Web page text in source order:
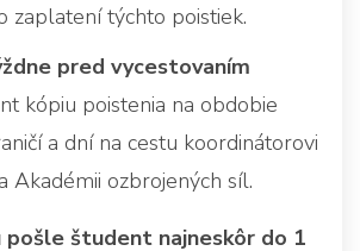
zaplatení týchto poistiek.
pred vycestovaním
kópiu poistenia na obdobie
a dní na cestu koordinátorovi
Akadémii ozbrojených síl.
pošle študent najneskôr do 1